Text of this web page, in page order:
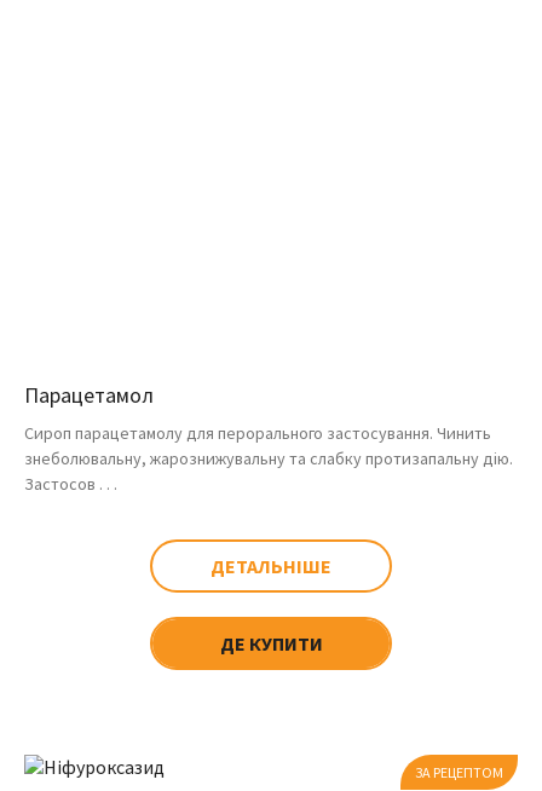
Парацетамол
Сироп парацетамолу для перорального застосування. Чинить
знеболювальну, жарознижувальну та слабку протизапальну дію.
Застосов . . .
ДЕТАЛЬНІШЕ
ДЕ КУПИТИ
ЗА РЕЦЕПТОМ